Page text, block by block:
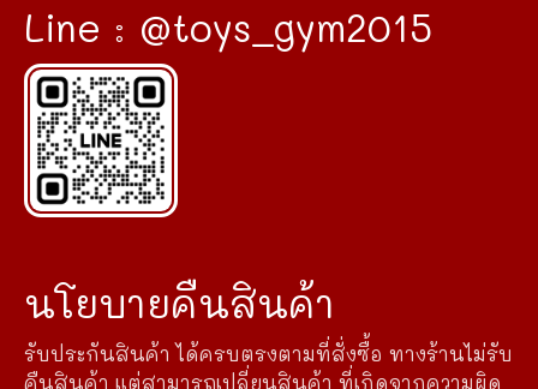
Line : @toys_gym2015
นโยบายคืนสินค้า
รับประกันสินค้า ได้ครบตรงตามที่สั่งซื้อ ทางร้านไม่รับ
คืนสินค้า แต่สามารถเปลี่ยนสินค้า ที่เกิดจากความผิด